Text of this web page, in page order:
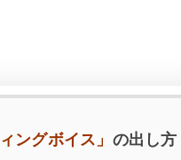
ングボイス」 の出し方